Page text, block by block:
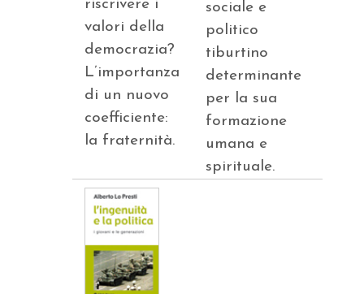
riscrivere i
valori della
democrazia?
L’importanza
di un nuovo
coefficiente:
la fraternità.
sociale e
politico
tiburtino
determinante
per la sua
formazione
umana e
spirituale.